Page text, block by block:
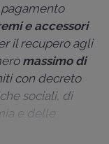
e accessori
il recupero agli
massimo di
con decreto
sociali, di
e delle